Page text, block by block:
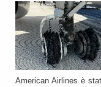
American Airlines è